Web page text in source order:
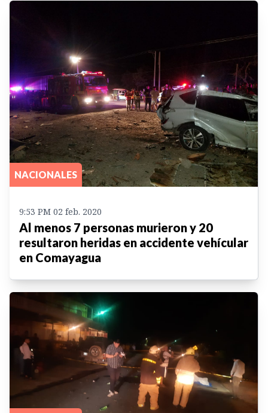
NACIONALES
9:53 PM 02 feb. 2020
Al menos 7 personas murieron y 20
resultaron heridas en accidente vehícular
en Comayagua